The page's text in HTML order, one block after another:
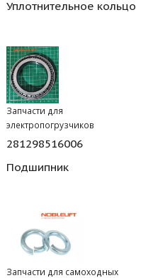
Уплотнительное кольцо
Запчасти для
электропогрузчиков
281298516006
Подшипник
Запчасти для самоходных